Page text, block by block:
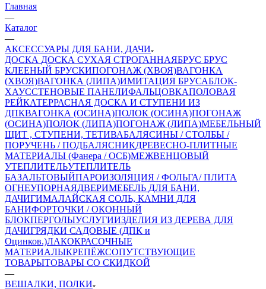
Главная
—
Каталог
—
АКСЕССУАРЫ ДЛЯ БАНИ, ДАЧИ
ДОСКА ДОСКА СУХАЯ СТРОГАННАЯБРУС БРУС
КЛЕЕНЫЙ БРУСКИПОГОНАЖ (ХВОЯ)ВАГОНКА
(ХВОЯ)ВАГОНКА (ЛИПА)ИМИТАЦИЯ БРУСАБЛОК-
ХАУССТЕНОВЫЕ ПАНЕЛИФАЛЬЦОВКАПОЛОВАЯ
РЕЙКАТЕРРАСНАЯ ДОСКА И СТУПЕНИ ИЗ
ДПКВАГОНКА (ОСИНА)ПОЛОК (ОСИНА)ПОГОНАЖ
(ОСИНА)ПОЛОК (ЛИПА)ПОГОНАЖ (ЛИПА)МЕБЕЛЬНЫЙ
ЩИТ , СТУПЕНИ, ТЕТИВАБАЛЯСИНЫ / СТОЛБЫ /
ПОРУЧЕНЬ / ПОДБАЛЯСНИКДРЕВЕСНО-ПЛИТНЫЕ
МАТЕРИАЛЫ (Фанера / ОСБ)МЕЖВЕНЦОВЫЙ
УТЕПЛИТЕЛЬУТЕПЛИТЕЛЬ
БАЗАЛЬТОВЫЙПАРОИЗОЛЯЦИЯ / ФОЛЬГА/ ПЛИТА
ОГНЕУПОРНАЯДВЕРИМЕБЕЛЬ ДЛЯ БАНИ,
ДАЧИГИМАЛАЙСКАЯ СОЛЬ, КАМНИ ДЛЯ
БАНИФОРТОЧКИ / ОКОННЫЙ
БЛОКПЕРГОЛЫУСЛУГИИЗДЕЛИЯ ИЗ ДЕРЕВА ДЛЯ
ДАЧИГРЯДКИ САДОВЫЕ (ДПК и
Оцинков.)ЛАКОКРАСОЧНЫЕ
МАТЕРИАЛЫКРЕПЁЖСОПУТСТВУЮЩИЕ
ТОВАРЫТОВАРЫ СО СКИДКОЙ
—
ВЕШАЛКИ, ПОЛКИ